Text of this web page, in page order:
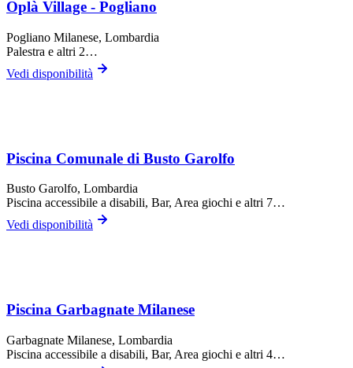
Oplà Village - Pogliano
Pogliano Milanese, Lombardia
Palestra e altri 2…
Vedi disponibilità
Piscina Comunale di Busto Garolfo
Busto Garolfo, Lombardia
Piscina accessibile a disabili, Bar, Area giochi e altri 7…
Vedi disponibilità
Piscina Garbagnate Milanese
Garbagnate Milanese, Lombardia
Piscina accessibile a disabili, Bar, Area giochi e altri 4…